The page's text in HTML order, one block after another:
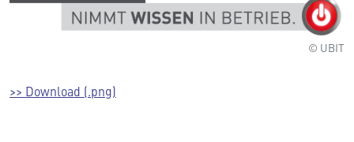
© UBIT
>> Download (.png)